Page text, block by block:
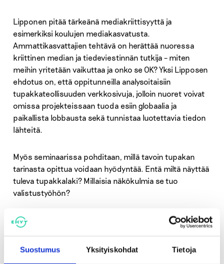
Suostumus Yksityiskohdat Tietoja
Lipponen pitää tärkeänä mediakriittisyyttä ja
esimerkiksi koulujen mediakasvatusta.
Ammattikasvattajien tehtävä on herättää nuoressa
kriittinen median ja tiedeviestinnän tutkija – miten
meihin yritetään vaikuttaa ja onko se OK? Yksi Lipposen
ehdotus on, että oppitunneilla analysoitaisiin
tupakkateollisuuden verkkosivuja, jolloin nuoret voivat
omissa projekteissaan tuoda esiin globaalia ja
paikallista lobbausta sekä tunnistaa luotettavia tiedon
lähteitä.
Myös seminaarissa pohditaan, millä tavoin tupakan
tarinasta opittua voidaan hyödyntää. Entä miltä näyttää
tuleva tupakkalaki? Millaisia näkökulmia se tuo
valistustyöhön?
Katso lisätietoa ja Päihdepäivien ohjelma täältä.